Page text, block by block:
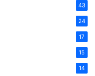
43
24
17
15
14